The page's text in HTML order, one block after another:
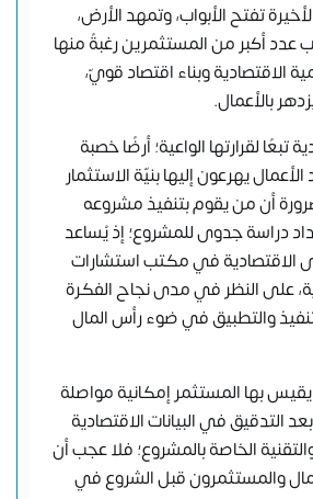
تفتح الأبواب، وتمهد الأرض،
عدد أكبر من المستثمرين رغبةً منها
الاقتصادية وبناء اقتصاد قويّ،
بالأعمال.
لقرارتها الواعية؛ أرضًا خصبة
الأعمال يهرعون إليها بنيّة الاستثمار
أن من يقوم بتنفيذ مشروعه
دراسة جدوى للمشروع؛ إذ يُساعد
الاقتصاديةفي مكتب استشارات
على النظر في مدى نجاح الفكرة
والتطبيق في ضوء رأس المال
يقيس بها المستثمر إمكانية مواصلة
التدقيق في البيانات الاقتصادية
والتقنية الخاصة بالمشروع؛ فلا عجب أن
والمستثمرون قبل الشروع في